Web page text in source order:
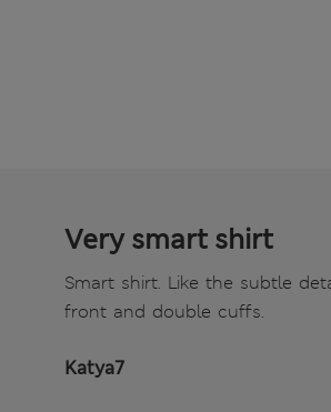
Very smart shirt
Smart shirt. Like the subtle
front and double cuffs.
Katya7